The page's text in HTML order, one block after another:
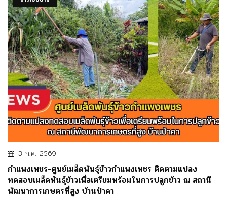
3 ก.ค. 2569
กำแพงเพชร-ศูนย์เมล็ดพันธุ์ข้าวกำแพงเพชร ติดตามแปลง
ทดสอบเมล็ดพันธุ์ข้าวเพื่อเตรียมพร้อมในการปลูกข้าว ณ สถานี
พัฒนาการเกษตรที่สูง บ้านป่าคา